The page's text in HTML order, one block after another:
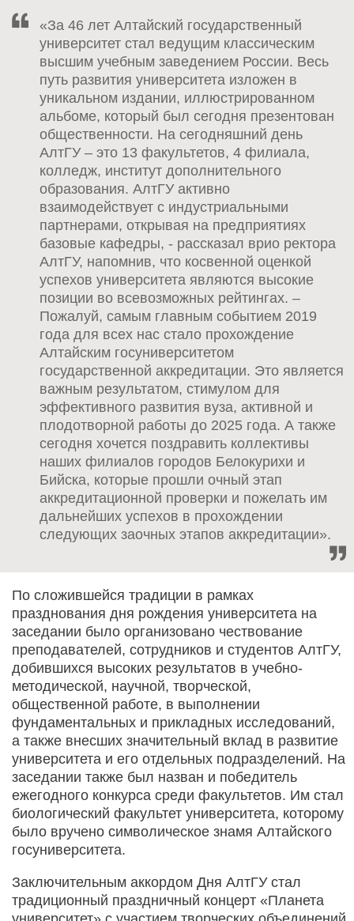
«За 46 лет Алтайский государственный
университет стал ведущим классическим
высшим учебным заведением России. Весь
путь развития университета изложен в
уникальном издании, иллюстрированном
альбоме, который был сегодня презентован
общественности. На сегодняшний день
АлтГУ – это 13 факультетов, 4 филиала,
колледж, институт дополнительного
образования. АлтГУ активно
взаимодействует с индустриальными
партнерами, открывая на предприятиях
базовые кафедры, - рассказал врио ректора
АлтГУ, напомнив, что косвенной оценкой
успехов университета являются высокие
позиции во всевозможных рейтингах. –
Пожалуй, самым главным событием 2019
года для всех нас стало прохождение
Алтайским госуниверситетом
государственной аккредитации. Это является
важным результатом, стимулом для
эффективного развития вуза, активной и
плодотворной работы до 2025 года. А также
сегодня хочется поздравить коллективы
наших филиалов городов Белокурихи и
Бийска, которые прошли очный этап
аккредитационной проверки и пожелать им
дальнейших успехов в прохождении
следующих заочных этапов аккредитации».
По сложившейся традиции в рамках
празднования дня рождения университета на
заседании было организовано чествование
преподавателей, сотрудников и студентов АлтГУ,
добившихся высоких результатов в учебно-
методической, научной, творческой,
общественной работе, в выполнении
фундаментальных и прикладных исследований,
а также внесших значительный вклад в развитие
университета и его отдельных подразделений. На
заседании также был назван и победитель
ежегодного конкурса среди факультетов. Им стал
биологический факультет университета, которому
было вручено символическое знамя Алтайского
госуниверситета.
Заключительным аккордом Дня АлтГУ стал
традиционный праздничный концерт «Планета